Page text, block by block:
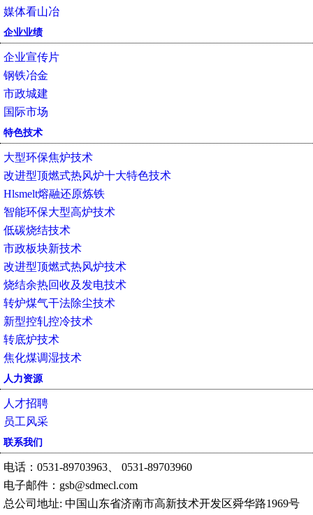
媒体看山冶
企业业绩
企业宣传片
钢铁冶金
市政城建
国际市场
特色技术
大型环保焦炉技术
改进型顶燃式热风炉十大特色技术
Hlsmelt熔融还原炼铁
智能环保大型高炉技术
低碳烧结技术
市政板块新技术
改进型顶燃式热风炉技术
烧结余热回收及发电技术
转炉煤气干法除尘技术
新型控轧控冷技术
转底炉技术
焦化煤调湿技术
人力资源
人才招聘
员工风采
联系我们
电话：0531-89703963、 0531-89703960
电子邮件：gsb@sdmecl.com
总公司地址: 中国山东省济南市高新技术开发区舜华路1969号